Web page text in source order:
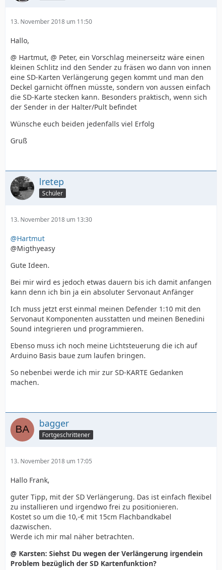
13. November 2018 um 11:50
Hallo,
@ Hartmut, @ Peter, ein Vorschlag meinerseitz wäre einen
kleinen Schlitz ind den Sender zu fräsen wo dann von innen
eine SD-Karten Verlängerung gegen kommt und man den
Deckel garnicht öffnen müsste, sondern von aussen einfach
die SD-Karte stecken kann. Besonders praktisch, wenn sich
der Sender in der Halter/Pult befindet
Wünsche euch beiden jedenfalls viel Erfolg
Gruß
lretep
Schüler
13. November 2018 um 13:30
@Hartmut
@Migthyeasy
Gute Ideen.
Bei mir wird es jedoch etwas dauern bis ich damit anfangen
kann denn ich bin ja ein absoluter Servonaut Anfänger
Ich muss jetzt erst einmal meinen Defender 1:10 mit den
Servonaut Komponenten ausstatten und meinen Benedini
Sound integrieren und programmieren.
Ebenso muss ich noch meine Lichtsteuerung die ich auf
Arduino Basis baue zum laufen bringen.
So nebenbei werde ich mir zur SD-KARTE Gedanken
machen.
bagger
Fortgeschrittener
13. November 2018 um 17:05
Hallo Frank,
guter Tipp, mit der SD Verlängerung. Das ist einfach flexibel
zu installieren und irgendwo frei zu positionieren.
Kostet so um die 10,-€ mit 15cm Flachbandkabel
dazwischen.
Werde ich mir mal näher betrachten.
@ Karsten: Siehst Du wegen der Verlängerung irgendein
Problem bezüglich der SD Kartenfunktion?